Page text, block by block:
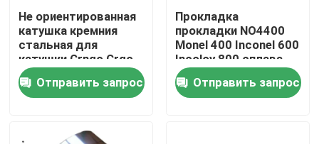
Дома
О Компании
Не ориентированная
катушка кремния
стальная для
катушки Crngo Crgo
металлического
стержня моторов
электрической
Отправить запрос
Прокладка
прокладки NO4400
Monel 400 Inconel 600
Incoloy 800 сплава
никеля никеля 200
высокопрочная
Отправить запрос